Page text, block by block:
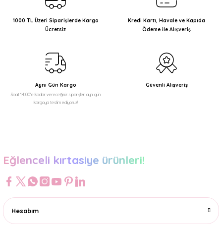
Ürün resmi kalitesiz, bozuk veya görüntülenemiyor.
Ürün açıklamasında eksik bilgiler bulunuyor.
Ürün bilgilerinde hatalar bulunuyor.
Bu ürüne benzer farklı alternatifler olmalı.
1000 TL Üzeri Siparişlerde Kargo
Ücretsiz
Kredi Kartı, Havale ve Kapıda
Ödeme ile Alışveriş
Aynı Gün Kargo
Saat 14:00'e kadar vereceğiniz siparişleri aynı gün
kargoya teslim ediyoruz!
Güvenli Alışveriş
Eğlenceli kırtasiye ürünleri!
Hesabım